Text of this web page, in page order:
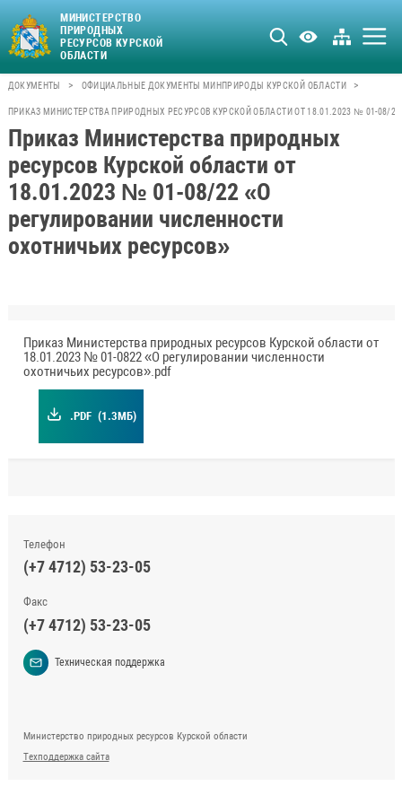
МИНИСТЕРСТВО
ПРИРОДНЫХ
РЕСУРСОВ КУРСКОЙ
ОБЛАСТИ
ДОКУМЕНТЫ > ОФИЦИАЛЬНЫЕ ДОКУМЕНТЫ МИНПРИРОДЫ КУРСКОЙ ОБЛАСТИ >
ПРИКАЗ МИНИСТЕРСТВА ПРИРОДНЫХ РЕСУРСОВ КУРСКОЙ ОБЛАСТИ ОТ 18.01.2023 № 01-08/
Приказ Министерства природных
ресурсов Курской области от
18.01.2023 № 01-08/22 «О
регулировании численности
охотничьих ресурсов»
Приказ Министерства природных ресурсов Курской области от
18.01.2023 № 01-0822 «О регулировании численности
охотничьих ресурсов».pdf
.PDF (1.3МБ)
Телефон
(+7 4712) 53-23-05
Факс
(+7 4712) 53-23-05
Техническая поддержка
Министерство природных ресурсов Курской области
Техподдержка сайта